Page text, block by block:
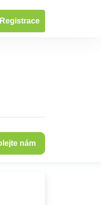
Registrace
fotografie
nám